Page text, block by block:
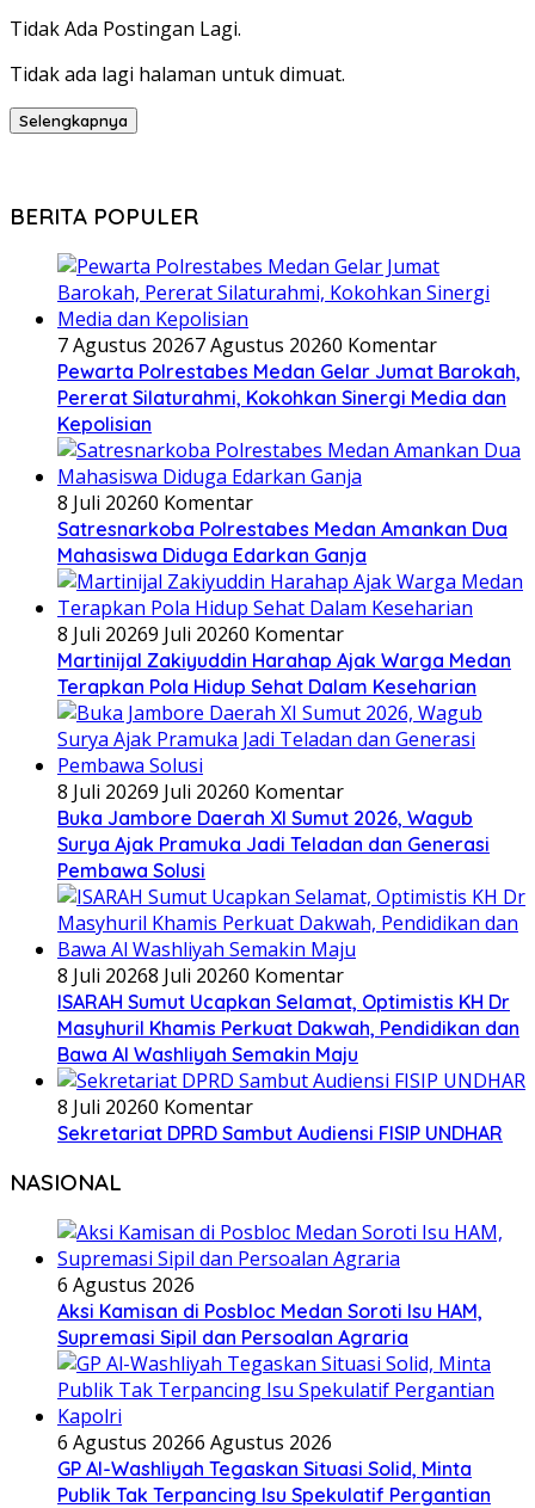
Tidak Ada Postingan Lagi.
Tidak ada lagi halaman untuk dimuat.
Selengkapnya
BERITA POPULER
7 Agustus 20267 Agustus 20260 Komentar
Pewarta Polrestabes Medan Gelar Jumat Barokah,
Pererat Silaturahmi, Kokohkan Sinergi Media dan
Kepolisian
8 Juli 20260 Komentar
Satresnarkoba Polrestabes Medan Amankan Dua
Mahasiswa Diduga Edarkan Ganja
8 Juli 20269 Juli 20260 Komentar
Martinijal Zakiyuddin Harahap Ajak Warga Medan
Terapkan Pola Hidup Sehat Dalam Keseharian
8 Juli 20269 Juli 20260 Komentar
Buka Jambore Daerah XI Sumut 2026, Wagub
Surya Ajak Pramuka Jadi Teladan dan Generasi
Pembawa Solusi
8 Juli 20268 Juli 20260 Komentar
ISARAH Sumut Ucapkan Selamat, Optimistis KH Dr
Masyhuril Khamis Perkuat Dakwah, Pendidikan dan
Bawa Al Washliyah Semakin Maju
8 Juli 20260 Komentar
Sekretariat DPRD Sambut Audiensi FISIP UNDHAR
NASIONAL
6 Agustus 2026
Aksi Kamisan di Posbloc Medan Soroti Isu HAM,
Supremasi Sipil dan Persoalan Agraria
6 Agustus 20266 Agustus 2026
GP Al-Washliyah Tegaskan Situasi Solid, Minta
Publik Tak Terpancing Isu Spekulatif Pergantian